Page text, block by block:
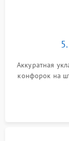
Аккуратная
конфорок на